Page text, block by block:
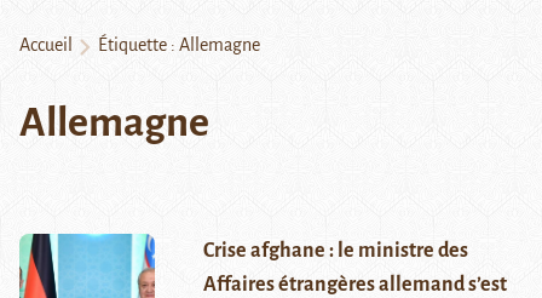
Accueil Étiquette : Allemagne
Allemagne
Crise afghane : le ministre des
Affaires étrangères allemand s’est